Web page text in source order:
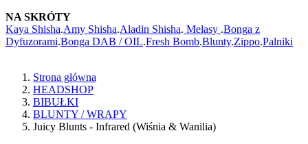
NA SKRÓTY
Kaya Shisha.Amy Shisha.Aladin Shisha. Melasy .Bonga z
Dyfuzorami.Bonga DAB / OIL.Fresh Bomb.Blunty.Zippo.Palniki
Strona główna
HEADSHOP
BIBUŁKI
BLUNTY / WRAPY
Juicy Blunts - Infrared (Wiśnia & Wanilia)